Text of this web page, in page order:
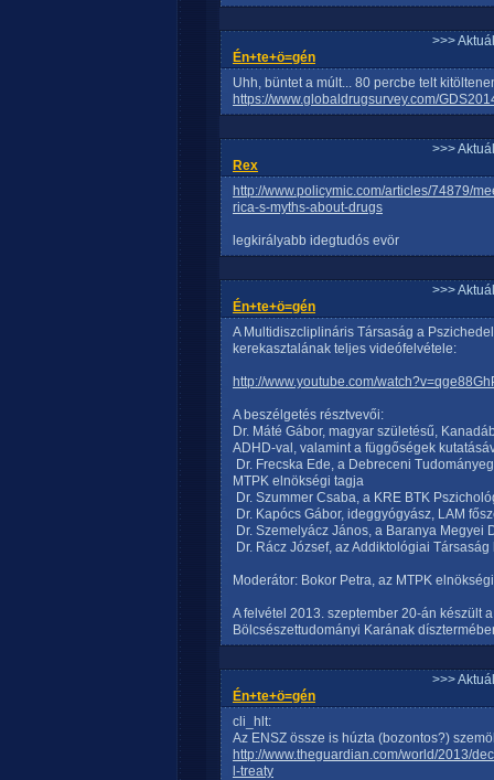
>>>
Én+te+ö=gén
Uhh, büntet a múlt... 80 percbe telt
https://www.globaldrugsurvey.com/
>>>
Rex
http://www.policymic.com/articles/74879/
rica-s-myths-about-drugs
legkirályabb idegtudós evör
>>>
Én+te+ö=gén
A Multidiszcliplináris Társaság a
kerekasztalának teljes videófelvétele:
http://www.youtube.com/
A beszélgetés résztvevői:
Dr. Máté Gábor, magyar születésű,
ADHD-val, valamint a függőségek
 Dr. Frecska Ede, a Debreceni
MTPK elnökségi tagja
 Dr. Szummer Csaba, a KRE BTK
 Dr. Kapócs Gábor, ideggyógyász, LAM
 Dr. Szemelyácz János, a Baranya
 Dr. Rácz József, az Addiktológiai
Moderátor: Bokor Petra, az MTPK
A felvétel 2013. szeptember 20-án készült
Bölcsészettudományi Karának
>>>
Én+te+ö=gén
cli_hlt:
Az ENSZ össze is húzta (bozontos?)
http://www.theguardian.com/world/2013/
l-treaty